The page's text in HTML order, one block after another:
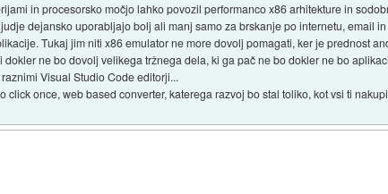
in procesorsko močjo lahko povozil performanco x86 arhitekture in
dejansko uporabljajo bolj ali manj samo za brskanje po internetu, email
Tukaj jim niti x86 emulator ne more dovolj pomagati, ker je prednost
ne bo dovolj velikega tržnega dela, ki ga pač ne bo dokler ne bo
Visual Studio Code editorji...
click once, web based converter, katerega razvoj bo stal toliko, kot vsi ti